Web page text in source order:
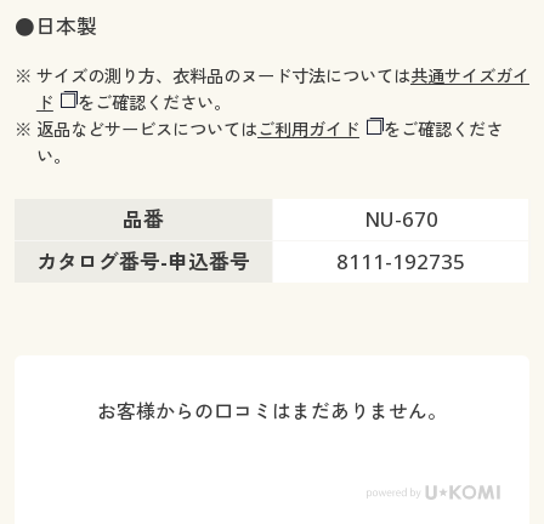
●日本製
※ サイズの測り方、衣料品のヌード寸法については共通サイズガイ
ド
をご確認ください。
※ 返品などサービスについてはご利用ガイド
をご確認くださ
い。
品番
NU-670
カタログ番号-申込番号
8111-192735
お客様からの口コミはまだありません。